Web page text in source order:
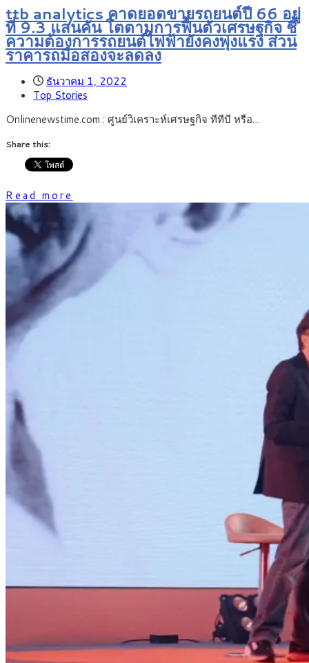
ttb analytics คาดยอดขายรถยนต์ปี 66 อยู่
ที่ 9.3 แสนคัน โตตามการฟื้นตัวเศรษฐกิจ ชี้
ความต้องการรถยนต์ไฟฟ้ายังคงพุ่งแรง ส่วน
ราคารถมือสองจะลดลง
ธันวาคม 1, 2022
Top Stories
Onlinenewstime.com : ศูนย์วิเคราะห์เศรษฐกิจ ทีทีบี หรือ…
Share this:
Read more